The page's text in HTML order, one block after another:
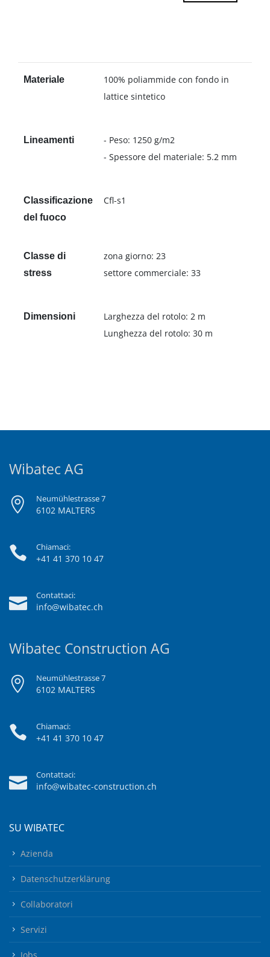
Materiale
100% poliammide con fondo in
lattice sintetico
Lineamenti
- Peso: 1250 g/m2
- Spessore del materiale: 5.2 mm
Classificazione
del fuoco
Cfl-s1
Classe di
stress
zona giorno: 23
settore commerciale: 33
Dimensioni
Larghezza del rotolo: 2 m
Lunghezza del rotolo: 30 m
Wibatec AG
Neumühlestrasse 7
6102 MALTERS
Chiamaci:
+41 41 370 10 47
Contattaci:
info@wibatec.ch
Wibatec Construction AG
Neumühlestrasse 7
6102 MALTERS
Chiamaci:
+41 41 370 10 47
Contattaci:
info@wibatec-construction.ch
SU WIBATEC
Azienda
Datenschutzerklärung
Collaboratori
Servizi